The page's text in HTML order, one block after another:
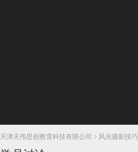
天津天伟思创教育科技有限公司 > 风光摄影技巧